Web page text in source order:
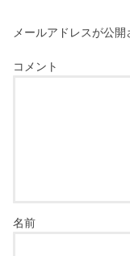
メールアドレスが公開
コメント
名前